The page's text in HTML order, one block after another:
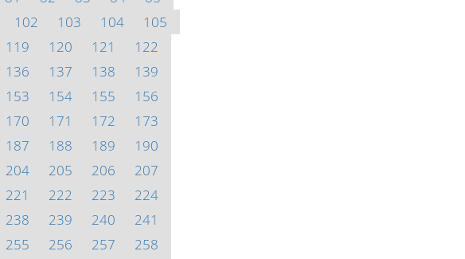
102 103 104
105
119 120 121
122
136 137 138
139
153 154 155
156
170 171 172
173
187 188 189
190
204 205 206
207
221 222 223
224
238 239 240
241
255 256 257
258